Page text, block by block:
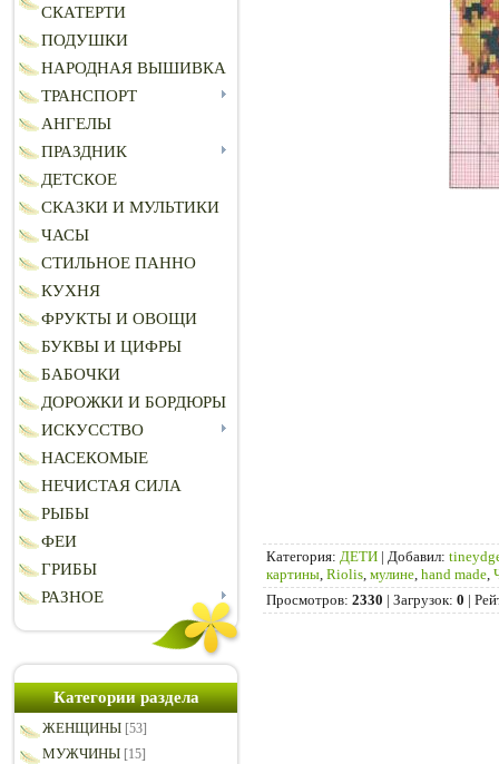
СКАТЕРТИ
ПОДУШКИ
НАРОДНАЯ ВЫШИВКА
ТРАНСПОРТ
АНГЕЛЫ
ПРАЗДНИК
ДЕТСКОЕ
СКАЗКИ И МУЛЬТИКИ
ЧАСЫ
СТИЛЬНОЕ ПАННО
КУХНЯ
ФРУКТЫ И ОВОЩИ
БУКВЫ И ЦИФРЫ
БАБОЧКИ
ДОРОЖКИ И БОРДЮРЫ
ИСКУССТВО
НАСЕКОМЫЕ
НЕЧИСТАЯ СИЛА
РЫБЫ
ФЕИ
ГРИБЫ
РАЗНОЕ
Категории раздела
ЖЕНЩИНЫ [53]
МУЖЧИНЫ [15]
Категория: ДЕТИ | Добавил:
картины Riolis мулине hand made
Просмотров: 2330 | Загрузок: 0 |